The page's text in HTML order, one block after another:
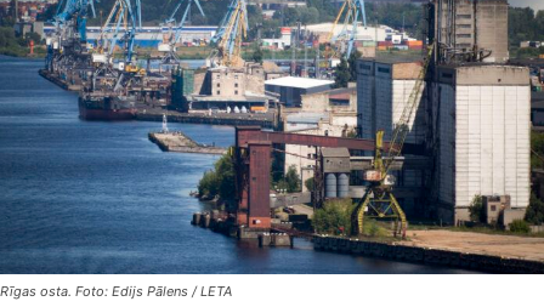
Rīgas osta. Foto: Edijs Pālens / LETA